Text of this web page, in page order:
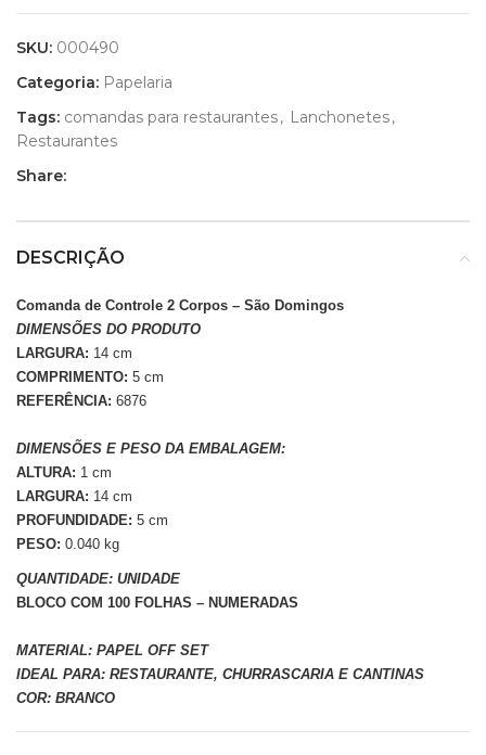
SKU: 000490
Categoria: Papelaria
Tags: comandas para restaurantes, Lanchonetes,
Restaurantes
Share:
DESCRIÇÃO
Comanda de Controle 2 Corpos – São Domingos
DIMENSÕES DO PRODUTO
LARGURA: 14 cm
COMPRIMENTO: 5 cm
REFERÊNCIA: 6876
DIMENSÕES E PESO DA EMBALAGEM:
ALTURA: 1 cm
LARGURA: 14 cm
PROFUNDIDADE: 5 cm
PESO: 0.040 kg
QUANTIDADE: UNIDADE
BLOCO COM 100 FOLHAS – NUMERADAS
MATERIAL: PAPEL OFF SET
IDEAL PARA: RESTAURANTE, CHURRASCARIA E CANTINAS
COR: BRANCO